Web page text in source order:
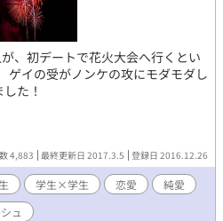
、初デートで花火大会へ行くとい
ゲイの受がノンケの攻にモダモダし
た！
4,883 最終更新日 2017.3.5 登録日 2016.12.26
学生×学生 恋愛
純愛
ュ